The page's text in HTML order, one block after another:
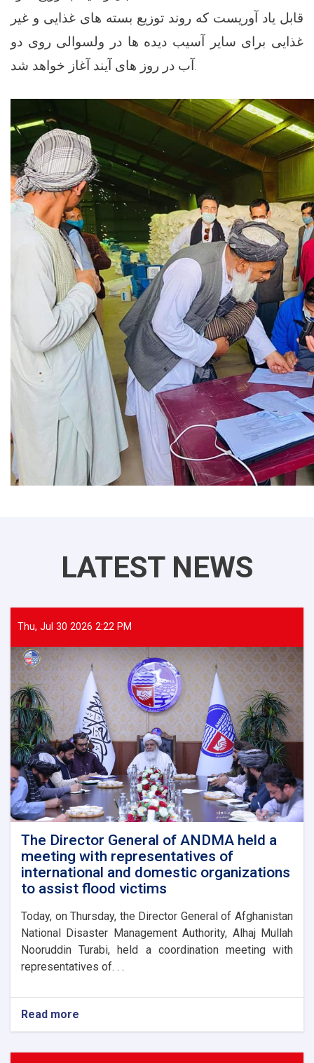
قابل یاد آوریست که روند توزیع بسته های غذایی و غیر
غذایی برای سایر آسیب دیده ها در ولسوالی روی دو
LATEST NEWS
Thu, Jul 30 2026 2:22 PM
The Director General of ANDMA held a
meeting with representatives of
international and domestic organizations
to assist flood victims
Today, on Thursday, the Director General of Afghanistan
National Disaster Management Authority, Alhaj Mullah
Nooruddin Turabi, held a coordination meeting with
representatives of. . .
Read more
General